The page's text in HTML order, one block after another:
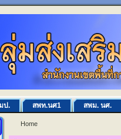
ป. สพท.นศ1 สพม. นศ.
Home